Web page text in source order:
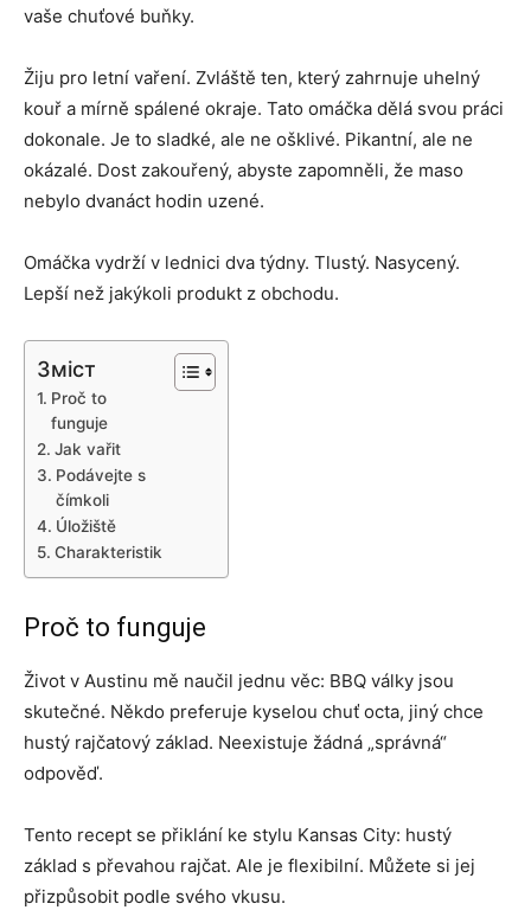
vaše chuťové buňky.
Žiju pro letní vaření. Zvláště ten, který zahrnuje uhelný
kouř a mírně spálené okraje. Tato omáčka dělá svou práci
dokonale. Je to sladké, ale ne ošklivé. Pikantní, ale ne
okázalé. Dost zakouřený, abyste zapomněli, že maso
nebylo dvanáct hodin uzené.
Omáčka vydrží v lednici dva týdny. Tlustý. Nasycený.
Lepší než jakýkoli produkt z obchodu.
Зміст
Proč to
funguje
Jak vařit
Podávejte s
čímkoli
Úložiště
Charakteristiky
Proč to funguje
Život v Austinu mě naučil jednu věc: BBQ války jsou
skutečné. Někdo preferuje kyselou chuť octa, jiný chce
hustý rajčatový základ. Neexistuje žádná „správná“
odpověď.
Tento recept se přiklání ke stylu Kansas City: hustý
základ s převahou rajčat. Ale je flexibilní. Můžete si jej
přizpůsobit podle svého vkusu.